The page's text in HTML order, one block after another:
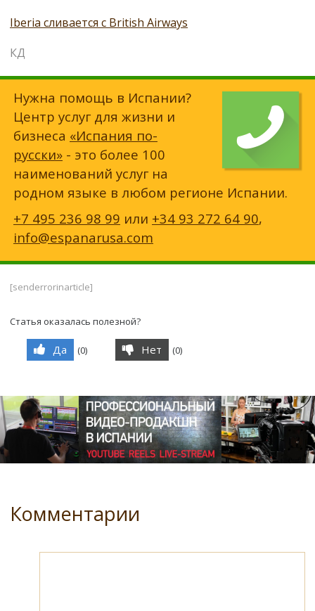
Iberia сливается с British Airways
КД
Нужна помощь в Испании?
Центр услуг для жизни и
бизнеса «Испания по-
русски» - это более 100
наименований услуг на
родном языке в любом регионе Испании.
+7 495 236 98 99 или +34 93 272 64 90,
info@espanarusa.com
[senderrorinarticle]
Статья оказалась полезной?
Да (0) Нет (0)
Комментарии